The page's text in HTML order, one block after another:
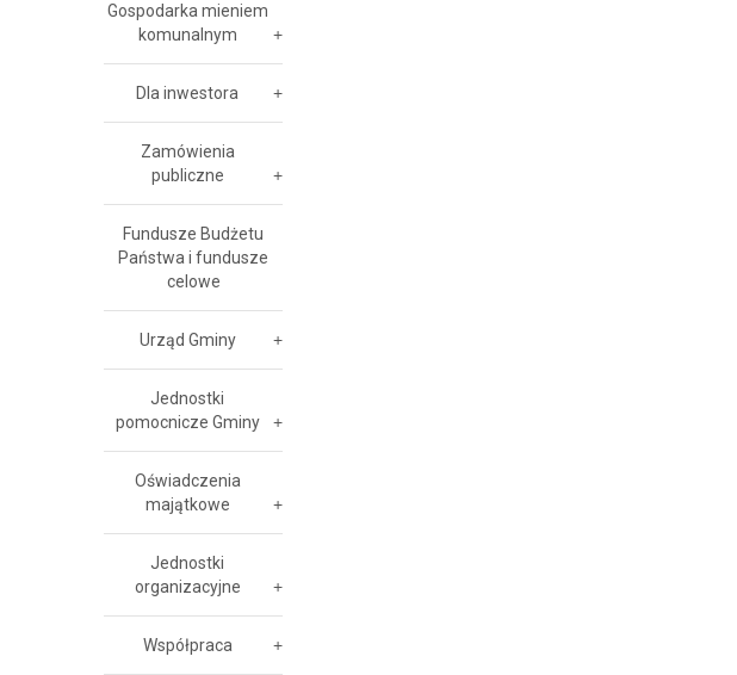
Gospodarka mieniem
komunalnym
Dla inwestora
Zamówienia
publiczne
Fundusze Budżetu
Państwa i fundusze
celowe
Urząd Gminy
Jednostki
pomocnicze Gminy
Oświadczenia
majątkowe
Jednostki
organizacyjne
Współpraca